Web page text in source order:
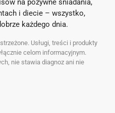
na pożywne śniadania,
i diecie – wszystko,
każdego dnia.
Usługi, treści i produkty
celom informacyjnym.
nie stawia diagnoz ani nie